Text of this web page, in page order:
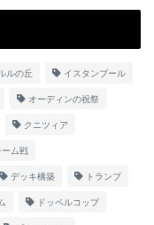
ルの丘 イスタンブール
オーディンの祝祭
クニツィア
ーム戦
デッキ構築 トランプ
ドッペルコップ